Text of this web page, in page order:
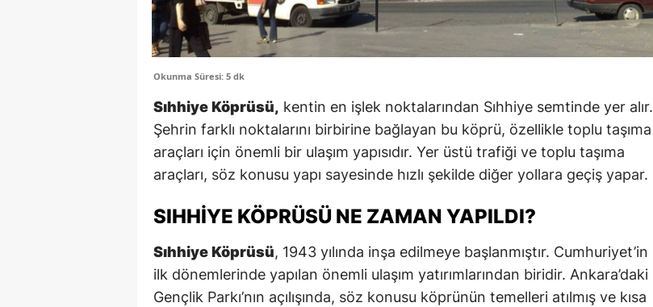
Okunma Süresi: 5 dk
Sıhhiye Köprüsü, kentin en işlek noktalarından Sıhhiye semtinde yer alır.
Şehrin farklı noktalarını birbirine bağlayan bu köprü, özellikle toplu taşıma
araçları için önemli bir ulaşım yapısıdır. Yer üstü trafiği ve toplu taşıma
araçları, söz konusu yapı sayesinde hızlı şekilde diğer yollara geçiş yapar.
SIHHIYE KÖPRÜSÜ NE ZAMAN YAPILDI?
Sıhhiye Köprüsü, 1943 yılında inşa edilmeye başlanmıştır. Cumhuriyet’in
ilk dönemlerinde yapılan önemli ulaşım yatırımlarından biridir. Ankara’daki
Gençlik Parkı’nın açılışında, söz konusu köprünün temelleri atılmış ve kısa